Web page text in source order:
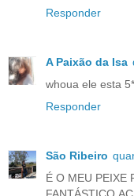
Responder
A Paixão da Isa
whoua ele esta
Responder
São Ribeiro
É O MEU PEIXE